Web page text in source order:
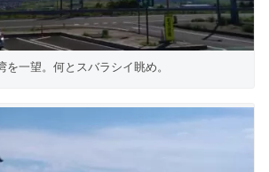
を一望。何とスバラシイ眺め。